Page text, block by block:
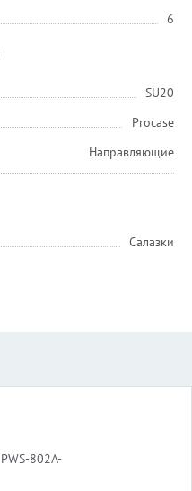
6
SU20
Procase
Направляющие
Салазки